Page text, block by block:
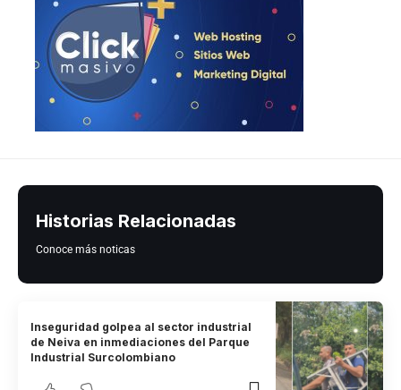
Historias Relacionadas
Conoce más noticas
Inseguridad golpea al sector industrial
de Neiva en inmediaciones del Parque
Industrial Surcolombiano